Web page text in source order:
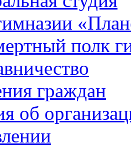
полк
граждан
об